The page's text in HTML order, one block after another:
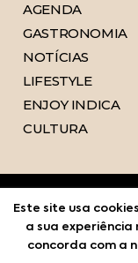
AGENDA
GASTRONOMIA
NOTÍCIAS
LIFESTYLE
ENJOY INDICA
CULTURA
Este site usa
a sua experiência
concorda com a